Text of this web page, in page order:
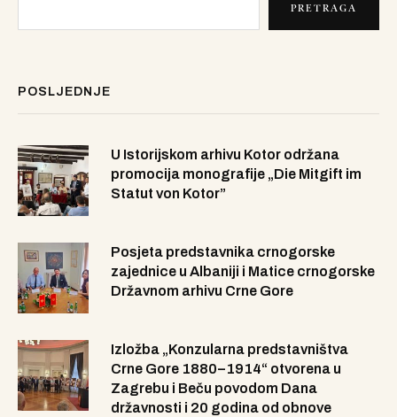
PRETRAGA
POSLJEDNJE
U Istorijskom arhivu Kotor održana
promocija monografije „Die Mitgift im
Statut von Kotor”
Posjeta predstavnika crnogorske
zajednice u Albaniji i Matice crnogorske
Državnom arhivu Crne Gore
Izložba „Konzularna predstavništva
Crne Gore 1880–1914“ otvorena u
Zagrebu i Beču povodom Dana
državnosti i 20 godina od obnove